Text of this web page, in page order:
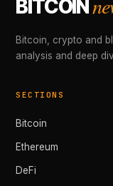
BITCOIN
Bitcoin, crypto and
analysis and deep
SECTIONS
Bitcoin
Ethereum
DeFi